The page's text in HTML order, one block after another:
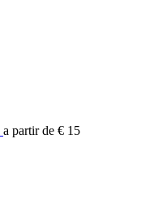
a partir de € 15